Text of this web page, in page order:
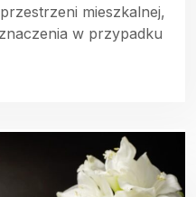
mieszkalnej,
w przypadku